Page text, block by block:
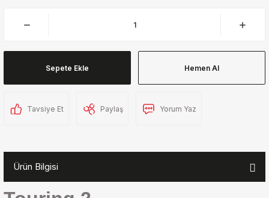
Sepete Ekle Hemen Al
Tavsiye Et Paylaş Yorum Yaz
Ürün Bilgisi